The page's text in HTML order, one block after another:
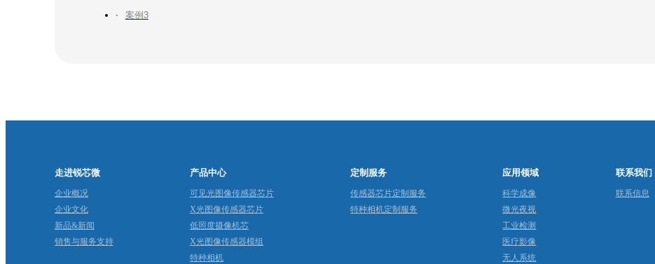
案例3
走进锐芯微
企业概况
企业文化
新品&新闻
销售与服务支持
产品中心
可见光图像传感器芯片
X光图像传感器芯片
低照度摄像机芯
X光图像传感器模组
特种相机
定制服务
传感器芯片定制服务
特种相机定制服务
应用领域
科学成像
微光夜视
工业检测
医疗影像
无人系统
联系我们
联系信息